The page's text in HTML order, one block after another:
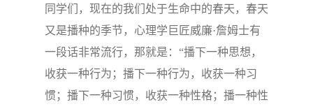
同学们，现在的我们处于生命中的春天，春天
又是播种的季节，心理学巨匠威廉·詹姆士有
一段话非常流行，那就是：“播下一种思想，
收获一种行为；播下一种行为，收获一种习
惯；播下一种习惯，收获一种性格；播一种性